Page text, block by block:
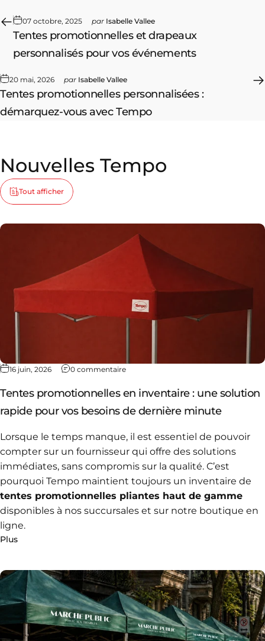
07 octobre, 2025 par Isabelle Vallee
Tentes promotionnelles et drapeaux
personnalisés pour vos événements
20 mai, 2026 par Isabelle Vallee
Tentes promotionnelles personnalisées :
démarquez-vous avec Tempo
Nouvelles Tempo
Tout afficher
16 juin, 2026 0 commentaire
Tentes promotionnelles en inventaire : une solution
rapide pour vos besoins de dernière minute
Lorsque le temps manque, il est essentiel de pouvoir
compter sur un fournisseur qui offre des solutions
immédiates, sans compromis sur la qualité. C’est
pourquoi Tempo maintient toujours un inventaire de
tentes promotionnelles pliantes haut de gamme
disponibles à nos succursales et sur notre boutique en
ligne.
Plus